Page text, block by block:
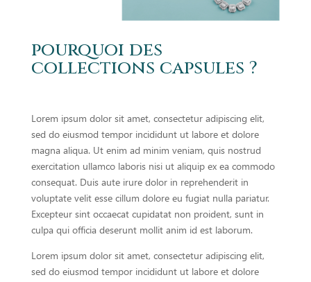
pourquoi des
collections capsules ?
Lorem ipsum dolor sit amet, consectetur adipiscing elit,
sed do eiusmod tempor incididunt ut labore et dolore
magna aliqua. Ut enim ad minim veniam, quis nostrud
exercitation ullamco laboris nisi ut aliquip ex ea commodo
consequat. Duis aute irure dolor in reprehenderit in
voluptate velit esse cillum dolore eu fugiat nulla pariatur.
Excepteur sint occaecat cupidatat non proident, sunt in
culpa qui officia deserunt mollit anim id est laborum.
Lorem ipsum dolor sit amet, consectetur adipiscing elit,
sed do eiusmod tempor incididunt ut labore et dolore